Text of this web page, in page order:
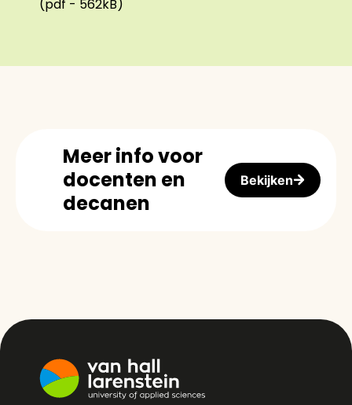
(pdf - 562kB)
Meer info voor
docenten en
decanen
Bekijken